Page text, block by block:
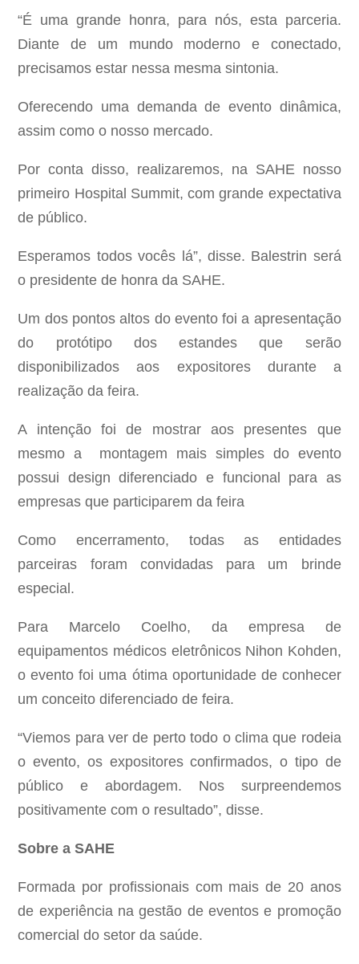
“É uma grande honra, para nós, esta parceria.
Diante de um mundo moderno e conectado,
precisamos estar nessa mesma sintonia.
Oferecendo uma demanda de evento dinâmica,
assim como o nosso mercado.
Por conta disso, realizaremos, na SAHE nosso
primeiro Hospital Summit, com grande expectativa
de público.
Esperamos todos vocês lá”, disse. Balestrin será
o presidente de honra da SAHE.
Um dos pontos altos do evento foi a apresentação
do protótipo dos estandes que serão
disponibilizados aos expositores durante a
realização da feira.
A intenção foi de mostrar aos presentes que
mesmo a montagem mais simples do evento
possui design diferenciado e funcional para as
empresas que participarem da feira
Como encerramento, todas as entidades
parceiras foram convidadas para um brinde
especial.
Para Marcelo Coelho, da empresa de
equipamentos médicos eletrônicos Nihon Kohden,
o evento foi uma ótima oportunidade de conhecer
um conceito diferenciado de feira.
“Viemos para ver de perto todo o clima que rodeia
o evento, os expositores confirmados, o tipo de
público e abordagem. Nos surpreendemos
positivamente com o resultado”, disse.
Sobre a SAHE
Formada por profissionais com mais de 20 anos
de experiência na gestão de eventos e promoção
comercial do setor da saúde.